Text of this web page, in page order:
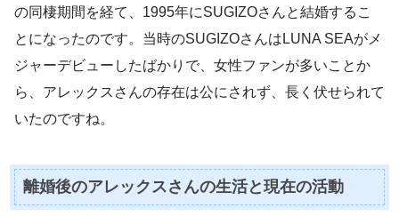
の同棲期間を経て、1995年にSUGIZOさんと結婚するこ
とになったのです。当時のSUGIZOさんはLUNA SEAがメ
ジャーデビューしたばかりで、女性ファンが多いことか
ら、アレックスさんの存在は公にされず、長く伏せられて
いたのですね。
離婚後のアレックスさんの生活と現在の活動